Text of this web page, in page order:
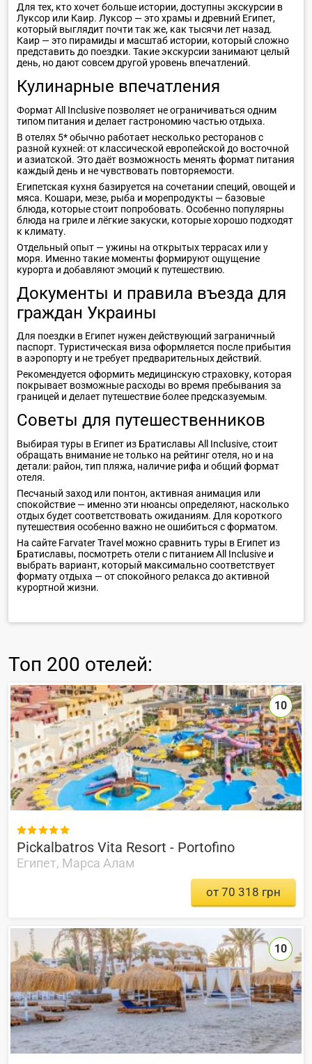
Для тех, кто хочет больше истории, доступны экскурсии в
Луксор или Каир. Луксор — это храмы и древний Египет,
который выглядит почти так же, как тысячи лет назад.
Каир — это пирамиды и масштаб истории, который сложно
представить до поездки. Такие экскурсии занимают целый
день, но дают совсем другой уровень впечатлений.
Кулинарные впечатления
Формат All Inclusive позволяет не ограничиваться одним
типом питания и делает гастрономию частью отдыха.
В отелях 5* обычно работает несколько ресторанов с
разной кухней: от классической европейской до восточной
и азиатской. Это даёт возможность менять формат питания
каждый день и не чувствовать повторяемости.
Египетская кухня базируется на сочетании специй, овощей и
мяса. Кошари, мезе, рыба и морепродукты — базовые
блюда, которые стоит попробовать. Особенно популярны
блюда на гриле и лёгкие закуски, которые хорошо подходят
к климату.
Отдельный опыт — ужины на открытых террасах или у
моря. Именно такие моменты формируют ощущение
курорта и добавляют эмоций к путешествию.
Документы и правила въезда для
граждан Украины
Для поездки в Египет нужен действующий заграничный
паспорт. Туристическая виза оформляется после прибытия
в аэропорту и не требует предварительных действий.
Рекомендуется оформить медицинскую страховку, которая
покрывает возможные расходы во время пребывания за
границей и делает путешествие более предсказуемым.
Советы для путешественников
Выбирая туры в Египет из Братиславы All Inclusive, стоит
обращать внимание не только на рейтинг отеля, но и на
детали: район, тип пляжа, наличие рифа и общий формат
отеля.
Песчаный заход или понтон, активная анимация или
спокойствие — именно эти нюансы определяют, насколько
отдых будет соответствовать ожиданиям. Для короткого
путешествия особенно важно не ошибиться с форматом.
На сайте Farvater Travel можно сравнить туры в Египет из
Братиславы, посмотреть отели с питанием All Inclusive и
выбрать вариант, который максимально соответствует
формату отдыха — от спокойного релакса до активной
курортной жизни.
Топ 200 отелей:

Pickalbatros Vita Resort - Portofino
Египет, Марса Алам
10
от 70 318 грн
10